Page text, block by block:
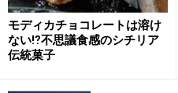
モディカチョコレートは溶け
ない⁉不思議食感のシチリア
伝統菓子